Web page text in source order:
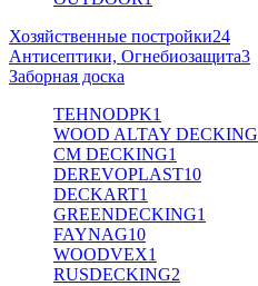
Хозяйственные постройки24
Антисептики, Огнебиозащита3
Заборная доска
TEHNODPK1
WOOD ALTAY DECKING
CM DECKING1
DEREVOPLAST10
DECKART1
GREENDECKING1
FAYNAG10
WOODVEX1
RUSDECKING2